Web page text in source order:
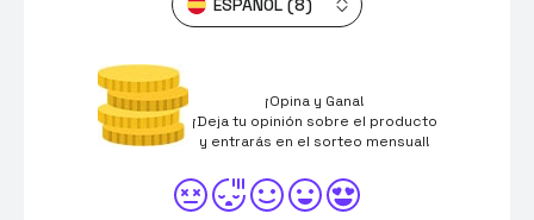
ESPAÑOL (8)
¡Opina y Gana!
¡Deja tu opinión sobre el producto
y entrarás en el sorteo mensual!